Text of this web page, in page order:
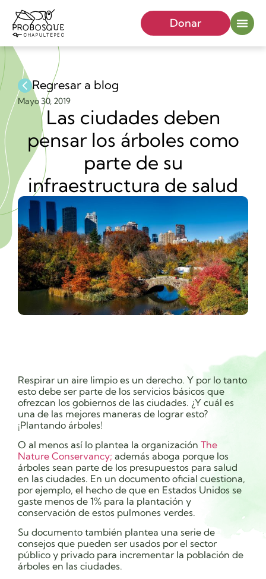
Donar
Regresar a blog
Mayo 30, 2019
Las ciudades deben
pensar los árboles como
parte de su
infraestructura de salud
Respirar un aire limpio es un derecho. Y por lo tanto
esto debe ser parte de los servicios básicos que
ofrezcan los gobiernos de las ciudades. ¿Y cuál es
una de las mejores maneras de lograr esto?
¡Plantando árboles!
O al menos así lo plantea la organización The
Nature Conservancy; además aboga porque los
árboles sean parte de los presupuestos para salud
en las ciudades. En un documento oficial cuestiona,
por ejemplo, el hecho de que en Estados Unidos se
gaste menos de 1% para la plantación y
conservación de estos pulmones verdes.
Su documento también plantea una serie de
consejos que pueden ser usados por el sector
público y privado para incrementar la población de
árboles en las ciudades.